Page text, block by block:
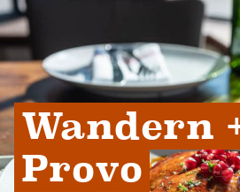
Wandern
Provo